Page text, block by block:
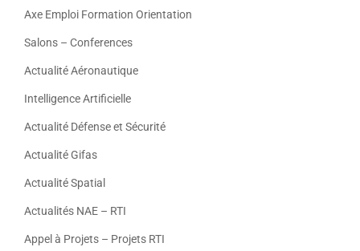
Axe Emploi Formation Orientation
Salons – Conferences
Actualité Aéronautique
Intelligence Artificielle
Actualité Défense et Sécurité
Actualité Gifas
Actualité Spatial
Actualités NAE – RTI
Appel à Projets – Projets RTI